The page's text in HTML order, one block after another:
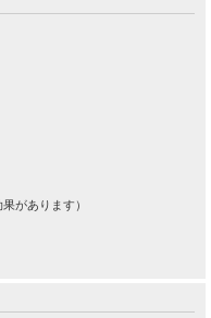
があります）